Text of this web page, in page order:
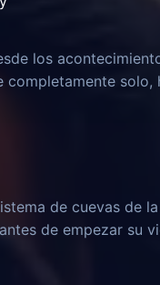
los
completamente
de cuevas de
de empezar su